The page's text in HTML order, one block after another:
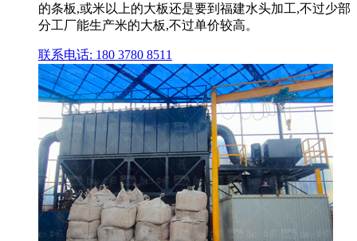
的条板,或米以上的大板还是要到福建水头加工,不过少部
分工厂能生产米的大板,不过单价较高。
联系电话: 180 3780 8511